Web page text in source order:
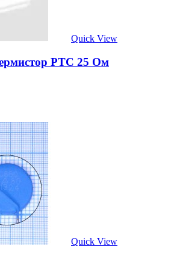
Quick View
PTC 25 Ом
Quick View